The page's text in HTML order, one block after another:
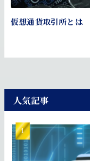
仮想通貨取引所とは
人気記事